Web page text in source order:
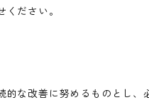
ださい。
な改善に努めるものとし